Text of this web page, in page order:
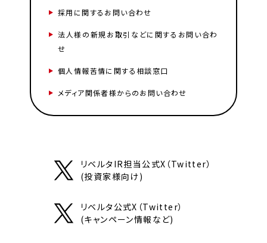
採用に関するお問い合わせ
法人様の新規お取引などに関するお問い合わ
せ
個人情報苦情に関する相談窓口
メディア関係者様からのお問い合わせ
リベルタIR担当公式X（Twitter）
(投資家様向け)
リベルタ公式X（Twitter）
(キャンペーン情報など)